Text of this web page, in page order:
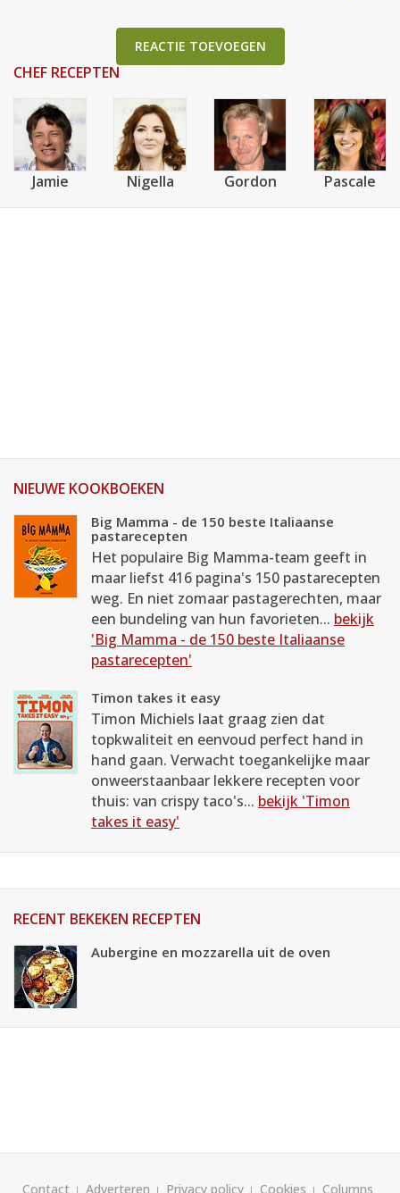
REACTIE TOEVOEGEN
CHEF RECEPTEN
Jamie Nigella Gordon Pascale
NIEUWE KOOKBOEKEN
Big Mamma - de 150 beste Italiaanse
pastarecepten
Het populaire Big Mamma-team geeft in
maar liefst 416 pagina's 150 pastarecepten
weg. En niet zomaar pastagerechten, maar
een bundeling van hun favorieten... bekijk
'Big Mamma - de 150 beste Italiaanse
pastarecepten'
Timon takes it easy
Timon Michiels laat graag zien dat
topkwaliteit en eenvoud perfect hand in
hand gaan. Verwacht toegankelijke maar
onweerstaanbaar lekkere recepten voor
thuis: van crispy taco's... bekijk 'Timon
takes it easy'
RECENT BEKEKEN RECEPTEN
Aubergine en mozzarella uit de oven
Contact Adverteren Privacy policy Cookies Columns